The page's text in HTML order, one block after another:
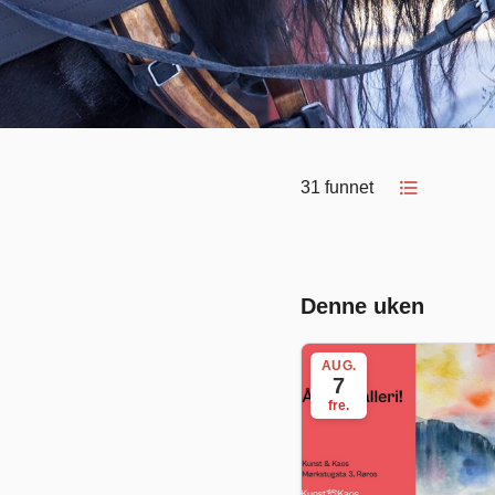
31 funnet format_list_bulleted
Denne uken
AUG.
7
fre.